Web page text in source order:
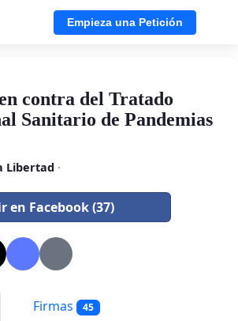
Empieza una Petición
contra del Tratado
Sanitario de Pandemias
Libertad ·
en Facebook (37)
Firmas 45